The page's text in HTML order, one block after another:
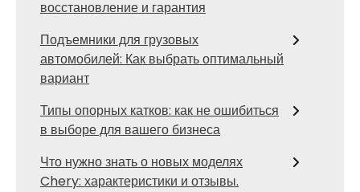
восстановление и гарантия
Подъемники для грузовых
автомобилей: Как выбрать оптимальный
вариант
Типы опорных катков: как не ошибиться
в выборе для вашего бизнеса
Что нужно знать о новых моделях
Chery: характеристики и отзывы.